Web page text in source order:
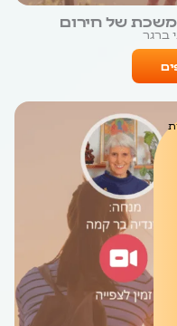
של חירום
ברגר